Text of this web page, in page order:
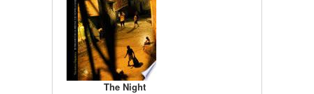
The Night